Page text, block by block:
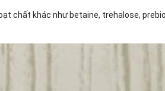
chất khác như betaine, trehalose,